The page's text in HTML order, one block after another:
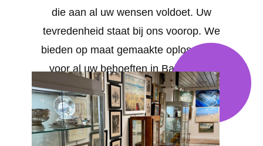
die aan al uw wensen voldoet. Uw
tevredenheid staat bij ons voorop. We
bieden op maat gemaakte oplossingen
voor al uw behoeften in Baisy-Thy .